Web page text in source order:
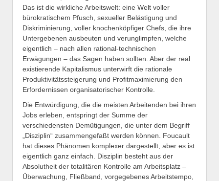
Das ist die wirkliche Arbeitswelt: eine Welt voller
bürokratischem Pfusch, sexueller Belästigung und
Diskriminierung, voller knochenköpfiger Chefs, die ihre
Untergebenen ausbeuten und verunglimpfen, welche
eigentlich – nach allen rational-technischen
Erwägungen – das Sagen haben sollten. Aber der real
existierende Kapitalismus unterwirft die rationale
Produktivitätssteigerung und Profitmaximierung den
Erfordernissen organisatorischer Kontrolle.
Die Entwürdigung, die die meisten Arbeitenden bei ihren
Jobs erleben, entspringt der Summe der
verschiedensten Demütigungen, die unter dem Begriff
„Disziplin“ zusammengefaßt werden können. Foucault
hat dieses Phänomen komplexer dargestellt, aber es ist
eigentlich ganz einfach. Disziplin besteht aus der
Absolutheit der totalitären Kontrolle am Arbeitsplatz –
Überwachung, Fließband, vorgegebenes Arbeitstempo,